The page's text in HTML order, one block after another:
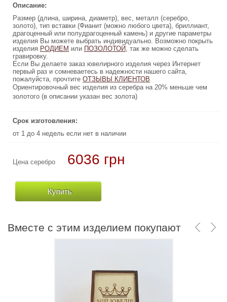
Описание:
Размер (длина, ширина, диаметр), вес, металл (серебро,
золото), тип вставки (Фианит (можно любого цвета), бриллиант,
драгоценный или полудрагоценный камень) и другие параметры
изделия Вы можете выбрать индивидуально. Возможно покрыть
изделия РОДИЕМ или ПОЗОЛОТОЙ, так же можно сделать
гравировку.
Если Вы делаете заказ ювелирного изделия через Интернет
первый раз и сомневаетесь в надежности нашего сайта,
пожалуйста, прочтите ОТЗЫВЫ КЛИЕНТОВ
Ориентировочный вес изделия из серебра на 20% меньше чем
золотого (в описании указан вес золота)
Срок изготовления:
от 1 до 4 недель если нет в наличии
Цена серебро 6036 грн
Купить
Размер (длина, ширина, диаметр), вес, металл (серебро,
золото), тип вставки (Фианит (можно любого цвета), бриллиант,
драгоценный или полудрагоценный камень) и другие параметры
изделия Вы можете выбрать индивидуально. Возможно покрыть
изделия
РОДИЕМ
или
ПОЗОЛОТОЙ
, так же можно сделать
Если Вы делаете заказ ювелирного изделия через Интернет
первый раз и сомневаетесь в надежности нашего сайта,
пожалуйста, прочтите
ОТЗЫВЫ КЛИЕНТОВ
Ориентировочный вес изделия из серебра на 20% меньше чем
золотого (в описании указан вес золота)
от 1 до 4 недель если нет в наличии
117810 грн
Вместе с этим изделием покупают